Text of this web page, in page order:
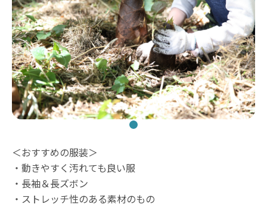
＜おすすめの服装＞
・動きやすく汚れても良い服
・長袖＆長ズボン
・ストレッチ性のある素材のもの